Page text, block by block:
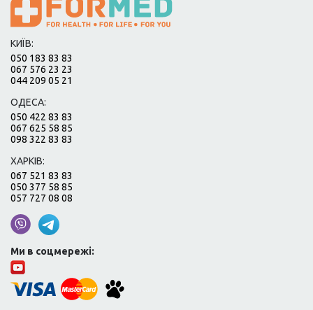
КИЇВ:
050 183 83 83
067 576 23 23
044 209 05 21
ОДЕСА:
050 422 83 83
067 625 58 85
098 322 83 83
ХАРКІВ:
067 521 83 83
050 377 58 85
057 727 08 08
Ми в соцмережі: